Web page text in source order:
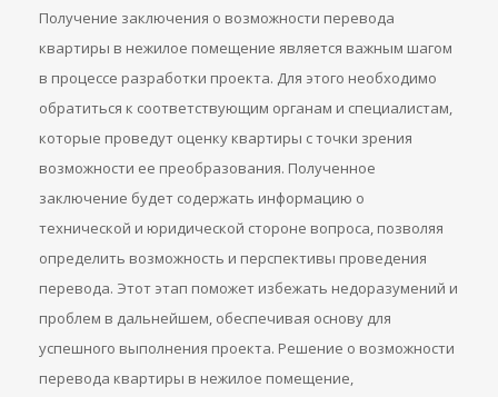
Получение заключения о возможности перевода
квартиры в нежилое помещение является важным шагом
в процессе разработки проекта. Для этого необходимо
обратиться к соответствующим органам и специалистам,
которые проведут оценку квартиры с точки зрения
возможности ее преобразования. Полученное
заключение будет содержать информацию о
технической и юридической стороне вопроса, позволяя
определить возможность и перспективы проведения
перевода. Этот этап поможет избежать недоразумений и
проблем в дальнейшем, обеспечивая основу для
успешного выполнения проекта. Решение о возможности
перевода квартиры в нежилое помещение,